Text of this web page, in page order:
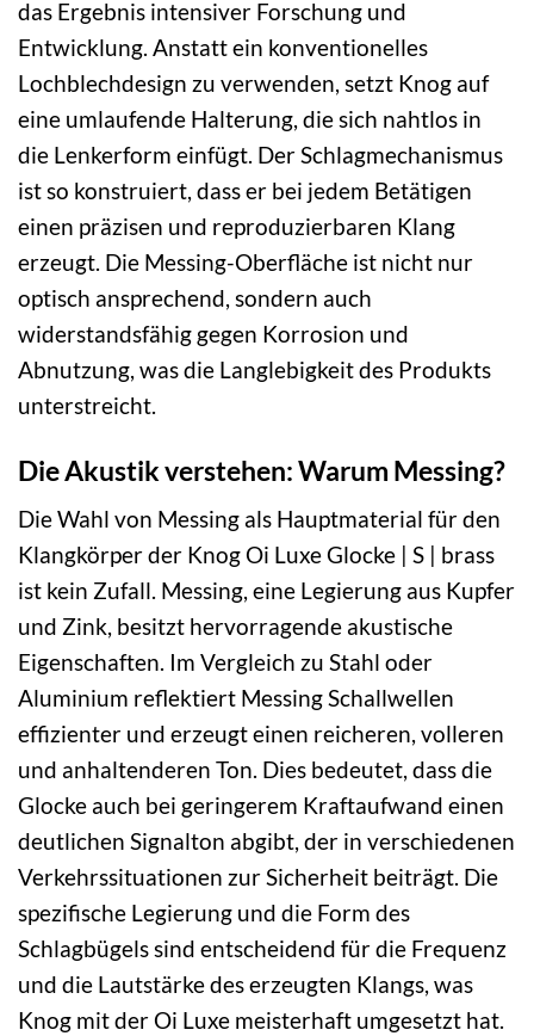
das Ergebnis intensiver Forschung und
Entwicklung. Anstatt ein konventionelles
Lochblechdesign zu verwenden, setzt Knog auf
eine umlaufende Halterung, die sich nahtlos in
die Lenkerform einfügt. Der Schlagmechanismus
ist so konstruiert, dass er bei jedem Betätigen
einen präzisen und reproduzierbaren Klang
erzeugt. Die Messing-Oberfläche ist nicht nur
optisch ansprechend, sondern auch
widerstandsfähig gegen Korrosion und
Abnutzung, was die Langlebigkeit des Produkts
unterstreicht.
Die Akustik verstehen: Warum Messing?
Die Wahl von Messing als Hauptmaterial für den
Klangkörper der Knog Oi Luxe Glocke | S | brass
ist kein Zufall. Messing, eine Legierung aus Kupfer
und Zink, besitzt hervorragende akustische
Eigenschaften. Im Vergleich zu Stahl oder
Aluminium reflektiert Messing Schallwellen
effizienter und erzeugt einen reicheren, volleren
und anhaltenderen Ton. Dies bedeutet, dass die
Glocke auch bei geringerem Kraftaufwand einen
deutlichen Signalton abgibt, der in verschiedenen
Verkehrssituationen zur Sicherheit beiträgt. Die
spezifische Legierung und die Form des
Schlagbügels sind entscheidend für die Frequenz
und die Lautstärke des erzeugten Klangs, was
Knog mit der Oi Luxe meisterhaft umgesetzt hat.